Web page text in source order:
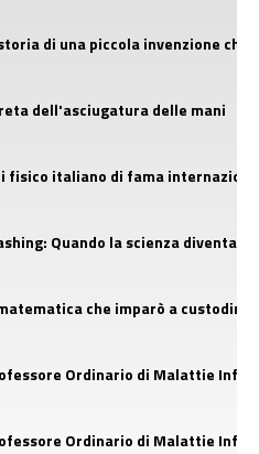
di una piccola invenzione
dell'asciugatura delle mani
italiano di fama
Quando la scienza diventa
che imparò a custodire
Ordinario di Malattie
Ordinario di Malattie